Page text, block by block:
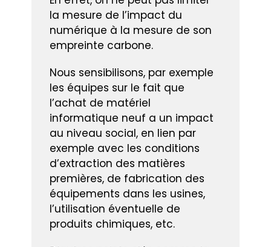
la mesure de l’impact du
numérique à la mesure de son
empreinte carbone.
Nous sensibilisons, par exemple
les équipes sur le fait que
l’achat de matériel
informatique neuf a un impact
au niveau social, en lien par
exemple avec les conditions
d’extraction des matières
premières, de fabrication des
équipements dans les usines,
l’utilisation éventuelle de
produits chimiques, etc.